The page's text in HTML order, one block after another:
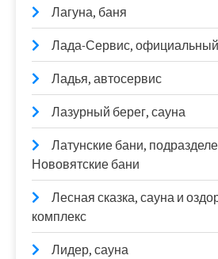
Лагуна, баня
Лада-Сервис, официальный
Ладья, автосервис
Лазурный берег, сауна
Латунские бани,
Нововятские бани
Лесная сказка, сауна и
комплекс
Лидер, сауна